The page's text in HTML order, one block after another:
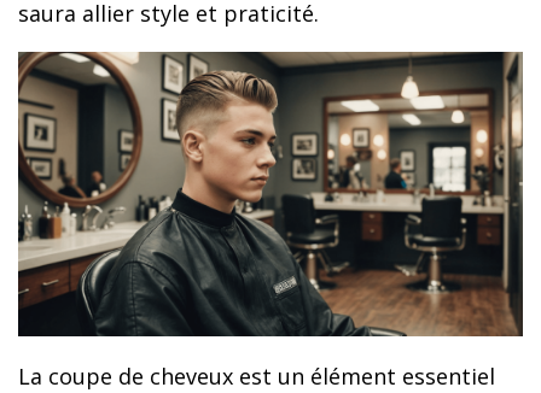
saura allier style et praticité.
La coupe de cheveux est un élément essentiel